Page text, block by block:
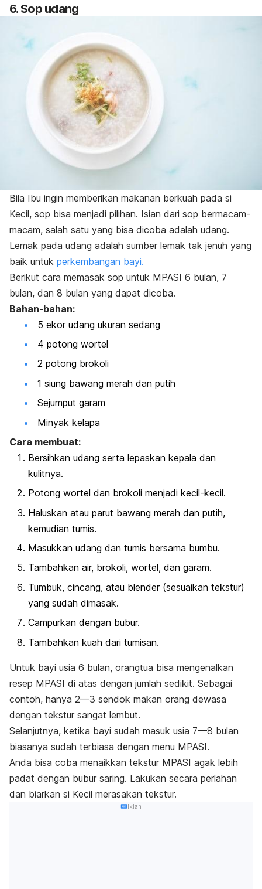
6. Sop udang
Bila Ibu ingin memberikan makanan berkuah pada si
Kecil, sop bisa menjadi pilihan. Isian dari sop bermacam-
macam, salah satu yang bisa dicoba adalah udang.
Lemak pada udang adalah sumber lemak tak jenuh yang
baik untuk perkembangan bayi.
Berikut cara memasak sop untuk MPASI 6 bulan, 7
bulan, dan 8 bulan yang dapat dicoba.
Bahan-bahan:
5 ekor udang ukuran sedang
4 potong wortel
2 potong brokoli
1 siung bawang merah dan putih
Sejumput garam
Minyak kelapa
Cara membuat:
Bersihkan udang serta lepaskan kepala dan
kulitnya.
Potong wortel dan brokoli menjadi kecil-kecil.
Haluskan atau parut bawang merah dan putih,
kemudian tumis.
Masukkan udang dan tumis bersama bumbu.
Tambahkan air, brokoli, wortel, dan garam.
Tumbuk, cincang, atau blender (sesuaikan tekstur)
yang sudah dimasak.
Campurkan dengan bubur.
Tambahkan kuah dari tumisan.
Untuk bayi usia 6 bulan, orangtua bisa mengenalkan
resep MPASI di atas dengan jumlah sedikit. Sebagai
contoh, hanya 2—3 sendok makan orang dewasa
dengan tekstur sangat lembut.
Selanjutnya, ketika bayi sudah masuk usia 7—8 bulan
biasanya sudah terbiasa dengan menu MPASI.
Anda bisa coba menaikkan tekstur MPASI agak lebih
padat dengan bubur saring. Lakukan secara perlahan
dan biarkan si Kecil merasakan tekstur.
Iklan